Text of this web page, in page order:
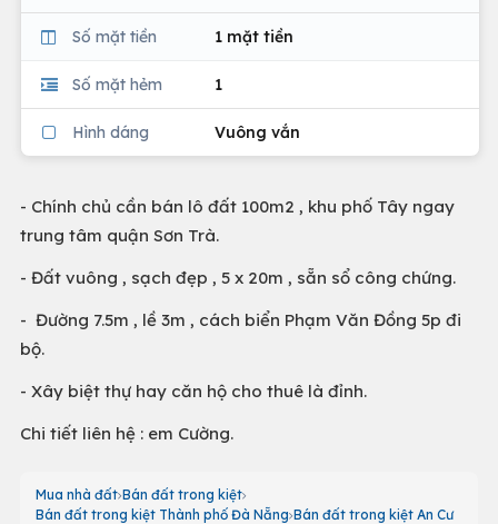
Số mặt tiền 1 mặt tiền
Số mặt hẻm 1
Hình dáng Vuông vắn
- Chính chủ cần bán lô đất 100m2 , khu phố Tây ngay
trung tâm quận Sơn Trà.
- Đất vuông , sạch đẹp , 5 x 20m , sẵn sổ công chứng.
- Đường 7.5m , lề 3m , cách biển Phạm Văn Đồng 5p đi
bộ.
- Xây biệt thự hay căn hộ cho thuê là đỉnh.
Chi tiết liên hệ : em Cường.
Mua nhà đất Bán đất trong kiệt
Bán đất trong kiệt Thành phố Đà Nẵng Bán đất trong kiệt An Cư